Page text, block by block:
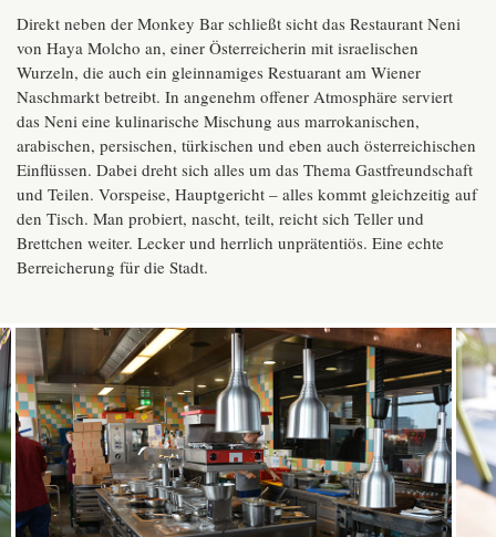
Direkt neben der Monkey Bar schließt sicht das Restaurant Neni
von Haya Molcho an, einer Österreicherin mit israelischen
Wurzeln, die auch ein gleinnamiges Restuarant am Wiener
Naschmarkt betreibt. In angenehm offener Atmosphäre serviert
das Neni eine kulinarische Mischung aus marrokanischen,
arabischen, persischen, türkischen und eben auch österreichischen
Einflüssen. Dabei dreht sich alles um das Thema Gastfreundschaft
und Teilen. Vorspeise, Hauptgericht – alles kommt gleichzeitig auf
den Tisch. Man probiert, nascht, teilt, reicht sich Teller und
Brettchen weiter. Lecker und herrlich unprätentiös. Eine echte
Berreicherung für die Stadt.